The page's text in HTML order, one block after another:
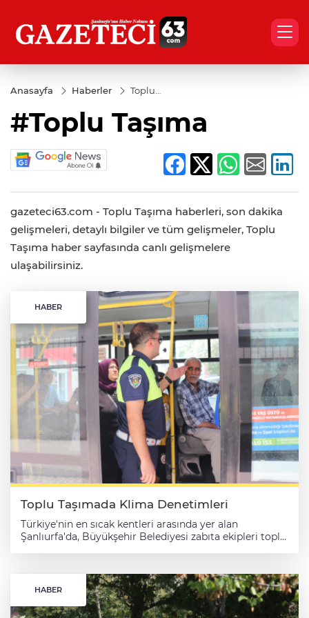
Anasayfa Haberler
Toplu
#Toplu Taşıma
gazeteci63.com - Toplu Taşıma haberleri, son dakika
gelişmeleri, detaylı bilgiler ve tüm gelişmeler, Toplu
Taşıma haber sayfasında canlı gelişmelere
ulaşabilirsiniz.
HABER
Toplu Taşımada Klima Denetimleri
Türkiye'nin en sıcak kentleri arasında yer alan
Şanlıurfa'da, Büyükşehir Belediyesi zabıta ekipleri toplu
taşıma hizmetlerinin daha kaliteli, güvenli ve konforlu
hale getirilmesi amacıyla denetimlerini aralıksız
sürdürüyor. Bu kapsamda Zabıta Daire Başkanlığı'na
bağlı trafik ekipleri, kent genelinde toplu taşıma
HABER